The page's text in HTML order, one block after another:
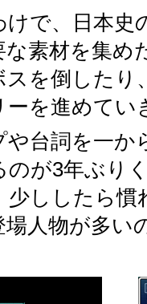
で、日本史
な素材を集め
スを倒した
ーを進めてい
や台詞を一か
のが3年ぶり
少ししたら慣
場人物が多い